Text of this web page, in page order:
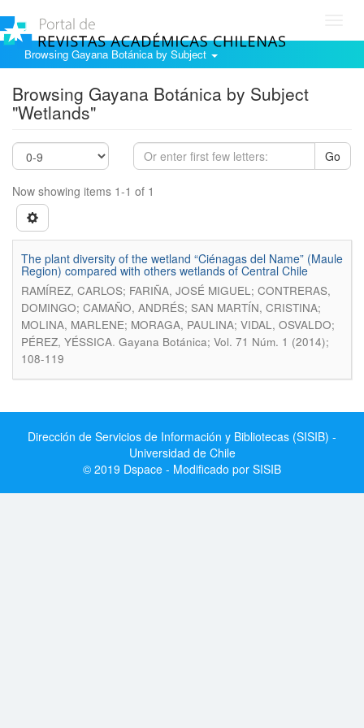
Browsing Gayana Botánica by Subject
Browsing Gayana Botánica by Subject
"Wetlands"
Go
Now showing items 1-1 of 1
The plant diversity of the wetland “Ciénagas del Name” (Maule
Region) compared with others wetlands of Central Chile
RAMÍREZ, CARLOS; FARIÑA, JOSÉ MIGUEL; CONTRERAS,
DOMINGO; CAMAÑO, ANDRÉS; SAN MARTÍN, CRISTINA;
MOLINA, MARLENE; MORAGA, PAULINA; VIDAL, OSVALDO;
PÉREZ, YÉSSICA. Gayana Botánica; Vol. 71 Núm. 1 (2014);
108-119
Dirección de Servicios de Información y Bibliotecas (SISIB) -
Universidad de Chile
© 2019 Dspace - Modificado por SISIB